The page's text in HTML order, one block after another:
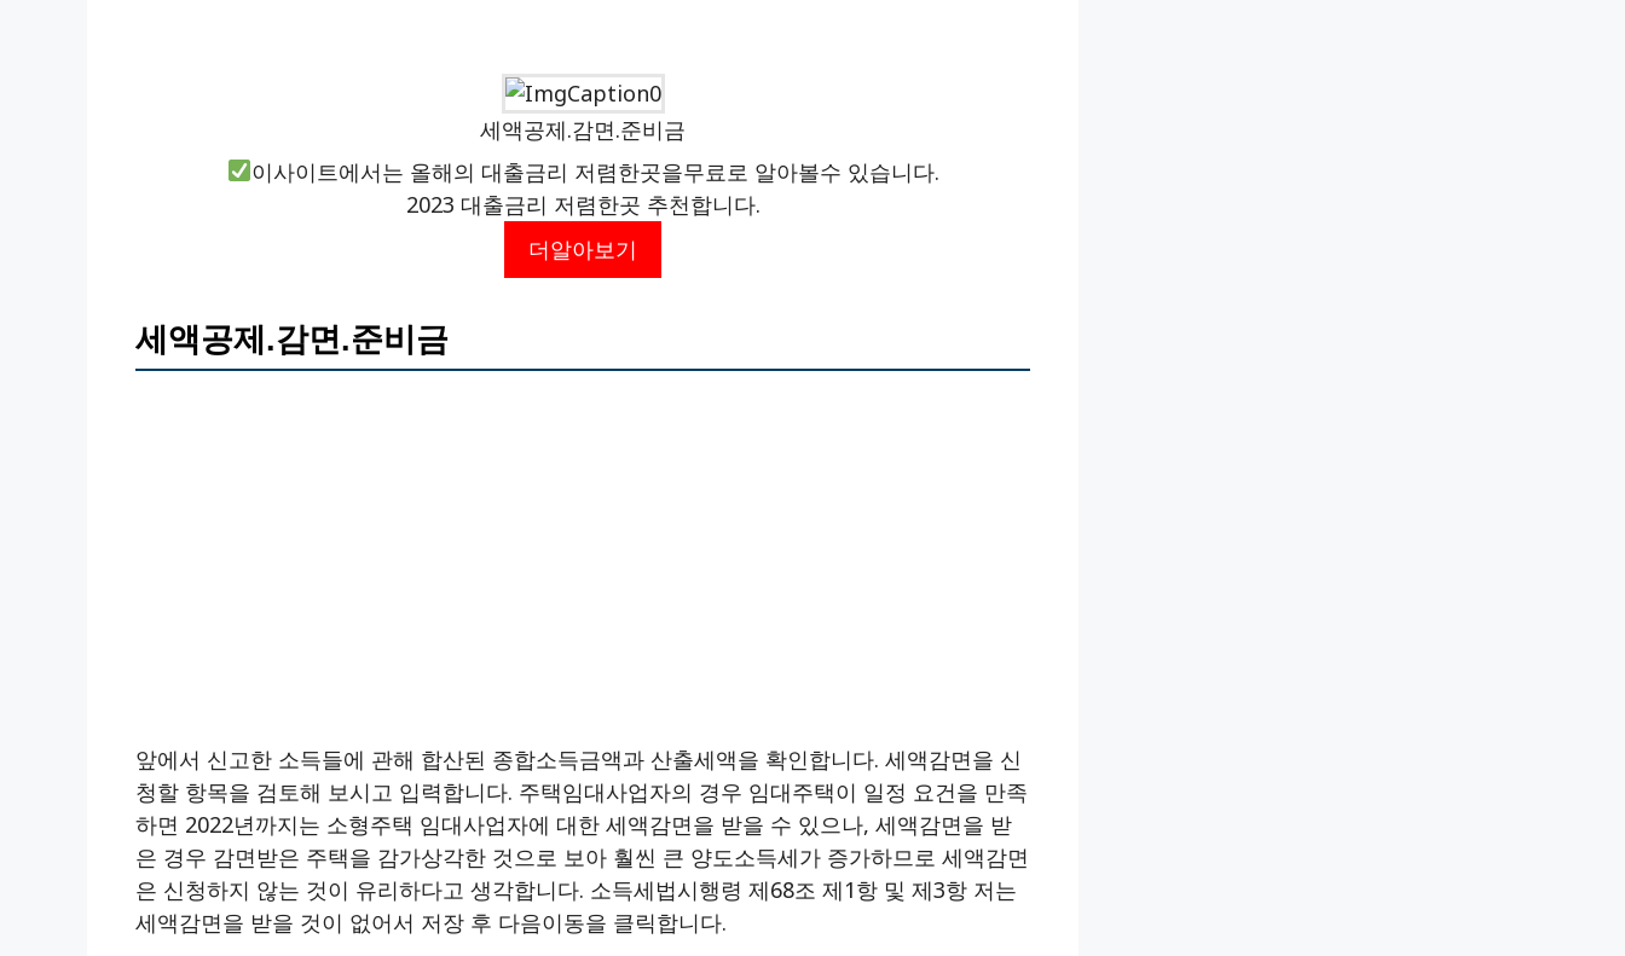
세액공제.감면.준비금
이사이트에서는 올해의 대출금리 저렴한곳을무료로 알아볼수 있습니다.
2023 대출금리 저렴한곳 추천합니다.
더알아보기
세액공제.감면.준비금
앞에서 신고한 소득들에 관해 합산된 종합소득금액과 산출세액을 확인합니다. 세액감면을 신
청할 항목을 검토해 보시고 입력합니다. 주택임대사업자의 경우 임대주택이 일정 요건을 만족
하면 2022년까지는 소형주택 임대사업자에 대한 세액감면을 받을 수 있으나, 세액감면을 받
은 경우 감면받은 주택을 감가상각한 것으로 보아 훨씬 큰 양도소득세가 증가하므로 세액감면
은 신청하지 않는 것이 유리하다고 생각합니다. 소득세법시행령 제68조 제1항 및 제3항 저는
세액감면을 받을 것이 없어서 저장 후 다음이동을 클릭합니다.